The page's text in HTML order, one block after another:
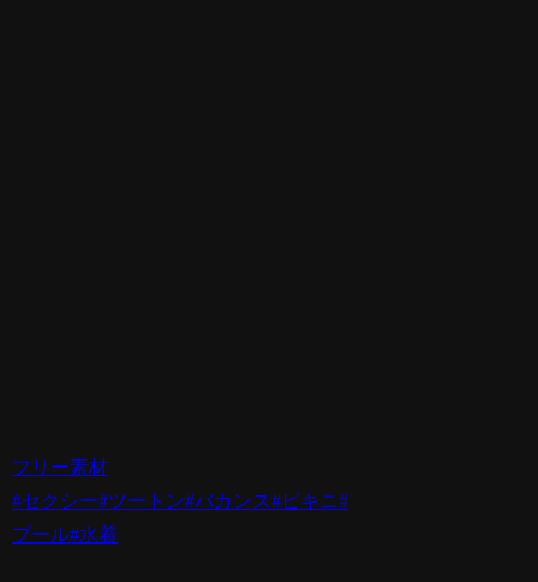
フリー素材
#セクシー#ツートン#バカンス#ビキニ#
プール#水着